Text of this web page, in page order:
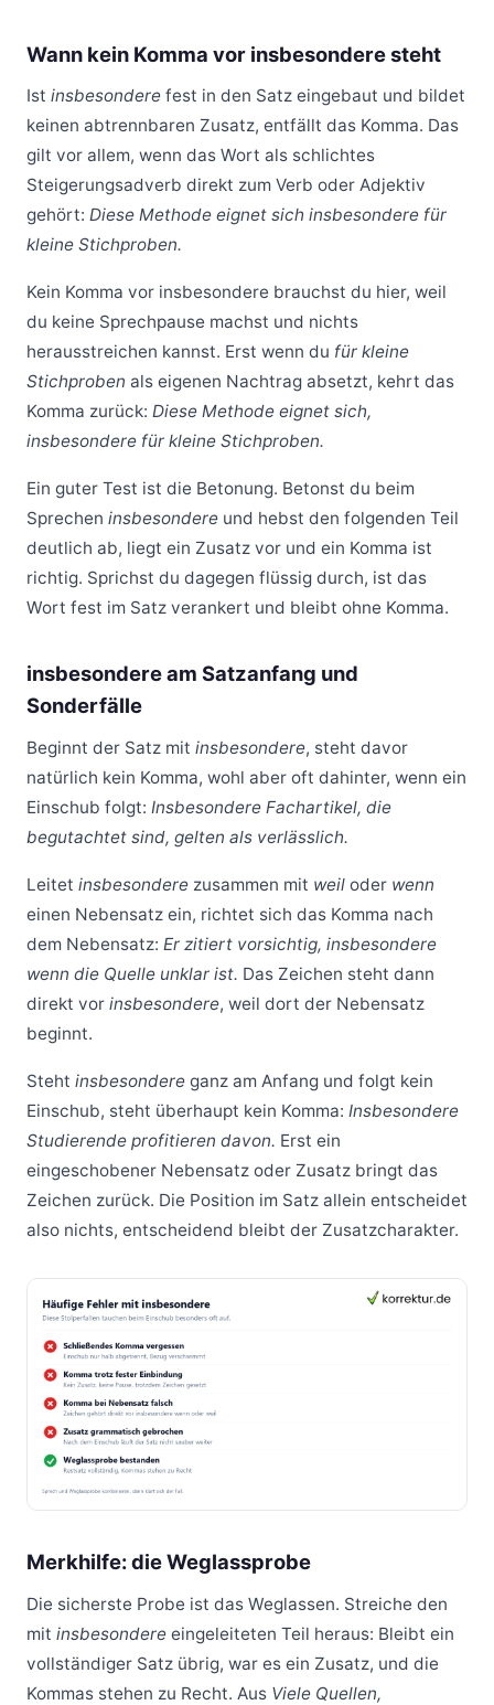
Wann kein Komma vor insbesondere steht
Ist insbesondere fest in den Satz eingebaut und bildet
keinen abtrennbaren Zusatz, entfällt das Komma. Das
gilt vor allem, wenn das Wort als schlichtes
Steigerungsadverb direkt zum Verb oder Adjektiv
gehört: Diese Methode eignet sich insbesondere für
kleine Stichproben.
Kein Komma vor insbesondere brauchst du hier, weil
du keine Sprechpause machst und nichts
herausstreichen kannst. Erst wenn du für kleine
Stichproben als eigenen Nachtrag absetzt, kehrt das
Komma zurück: Diese Methode eignet sich,
insbesondere für kleine Stichproben.
Ein guter Test ist die Betonung. Betonst du beim
Sprechen insbesondere und hebst den folgenden Teil
deutlich ab, liegt ein Zusatz vor und ein Komma ist
richtig. Sprichst du dagegen flüssig durch, ist das
Wort fest im Satz verankert und bleibt ohne Komma.
insbesondere am Satzanfang und
Sonderfälle
Beginnt der Satz mit insbesondere, steht davor
natürlich kein Komma, wohl aber oft dahinter, wenn ein
Einschub folgt: Insbesondere Fachartikel, die
begutachtet sind, gelten als verlässlich.
Leitet insbesondere zusammen mit weil oder wenn
einen Nebensatz ein, richtet sich das Komma nach
dem Nebensatz: Er zitiert vorsichtig, insbesondere
wenn die Quelle unklar ist. Das Zeichen steht dann
direkt vor insbesondere, weil dort der Nebensatz
beginnt.
Steht insbesondere ganz am Anfang und folgt kein
Einschub, steht überhaupt kein Komma: Insbesondere
Studierende profitieren davon. Erst ein
eingeschobener Nebensatz oder Zusatz bringt das
Zeichen zurück. Die Position im Satz allein entscheidet
also nichts, entscheidend bleibt der Zusatzcharakter.
Merkhilfe: die Weglassprobe
Die sicherste Probe ist das Weglassen. Streiche den
mit insbesondere eingeleiteten Teil heraus: Bleibt ein
vollständiger Satz übrig, war es ein Zusatz, und die
Kommas stehen zu Recht. Aus Viele Quellen,